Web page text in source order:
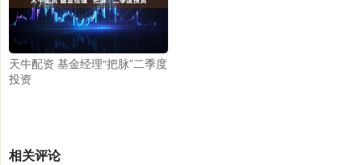
天牛配资 基金经理“把脉”二季度
投资
相关评论